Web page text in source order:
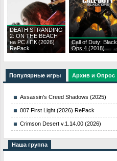
DEATH STRANDING
2: ON THE BEACH
на PC / ПК (2026)
RePack
Call of Duty: Black
Ops 4 (2018)
Популярные игры Архив и Опрос
Assassin's Creed Shadows (2025)
007 First Light (2026) RePack
Crimson Desert v.1.14.00 (2026)
Наша группа